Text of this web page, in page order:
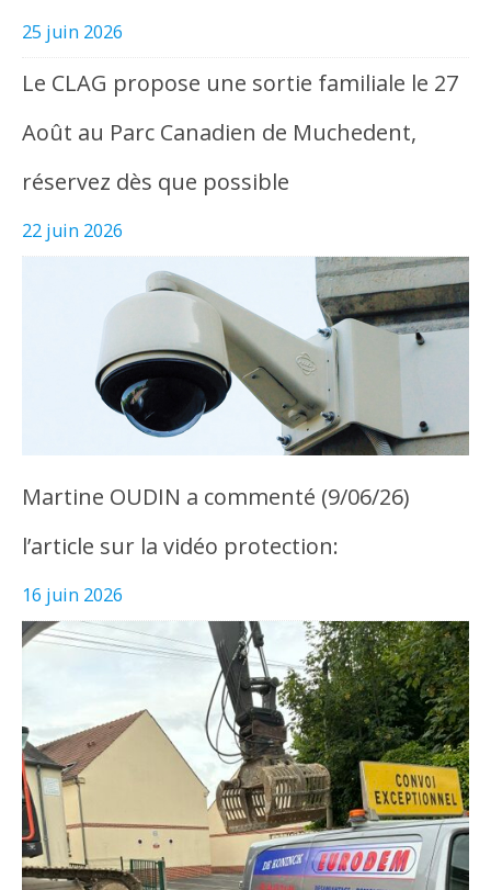
25 juin 2026
Le CLAG propose une sortie familiale le 27
Août au Parc Canadien de Muchedent,
réservez dès que possible
22 juin 2026
Martine OUDIN a commenté (9/06/26)
l’article sur la vidéo protection:
16 juin 2026